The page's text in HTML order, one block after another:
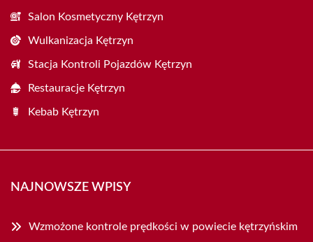
Salon Kosmetyczny Kętrzyn
Wulkanizacja Kętrzyn
Stacja Kontroli Pojazdów Kętrzyn
Restauracje Kętrzyn
Kebab Kętrzyn
NAJNOWSZE WPISY
Wzmożone kontrole prędkości w powiecie kętrzyńskim